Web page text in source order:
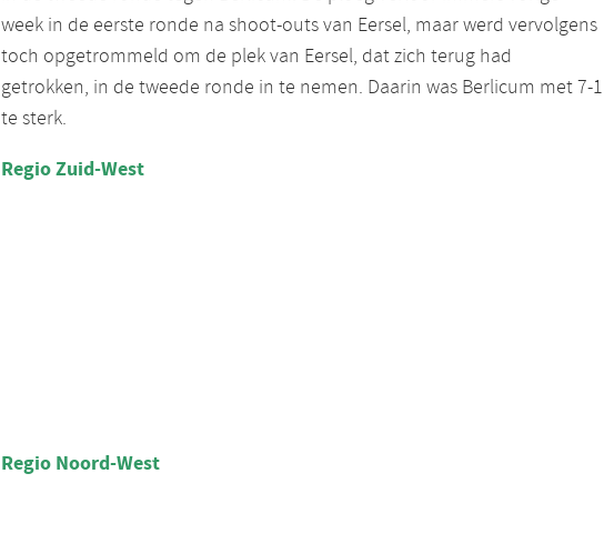
week in de eerste ronde na shoot-outs van Eersel, maar werd vervolgens
toch opgetrommeld om de plek van Eersel, dat zich terug had
getrokken, in de tweede ronde in te nemen. Daarin was Berlicum met 7-1
te sterk.
Regio Zuid-West
Regio Noord-West